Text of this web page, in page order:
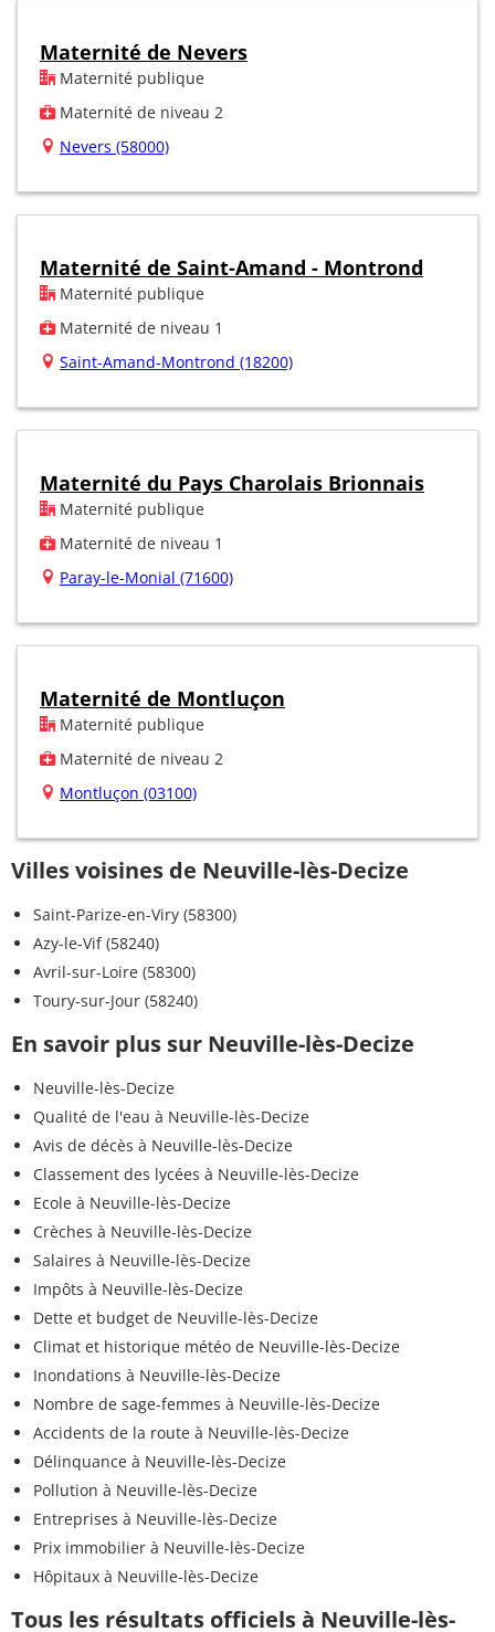
Maternité de Nevers
Maternité publique
Maternité de niveau 2
Nevers (58000)
Maternité de Saint-Amand - Montrond
Maternité publique
Maternité de niveau 1
Saint-Amand-Montrond (18200)
Maternité du Pays Charolais Brionnais
Maternité publique
Maternité de niveau 1
Paray-le-Monial (71600)
Maternité de Montluçon
Maternité publique
Maternité de niveau 2
Montluçon (03100)
Villes voisines de Neuville-lès-Decize
Saint-Parize-en-Viry (58300)
Azy-le-Vif (58240)
Avril-sur-Loire (58300)
Toury-sur-Jour (58240)
En savoir plus sur Neuville-lès-Decize
Neuville-lès-Decize
Qualité de l'eau à Neuville-lès-Decize
Avis de décès à Neuville-lès-Decize
Classement des lycées à Neuville-lès-Decize
Ecole à Neuville-lès-Decize
Crèches à Neuville-lès-Decize
Salaires à Neuville-lès-Decize
Impôts à Neuville-lès-Decize
Dette et budget de Neuville-lès-Decize
Climat et historique météo de Neuville-lès-Decize
Inondations à Neuville-lès-Decize
Nombre de sage-femmes à Neuville-lès-Decize
Accidents de la route à Neuville-lès-Decize
Délinquance à Neuville-lès-Decize
Pollution à Neuville-lès-Decize
Entreprises à Neuville-lès-Decize
Prix immobilier à Neuville-lès-Decize
Hôpitaux à Neuville-lès-Decize
Tous les résultats officiels à Neuville-lès-